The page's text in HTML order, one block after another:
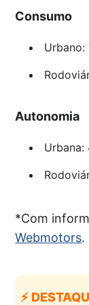
Consumo
Urbano:
Autonomia
Urbana:
*Com
Webmotors.
⚡